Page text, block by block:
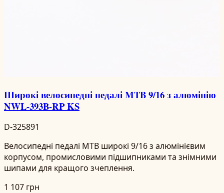
Широкі велосипедні педалі MTB 9/16 з алюмінію
NWL-393B-RP KS
D-325891
Велосипедні педалі MTB широкі 9/16 з алюмінієвим
корпусом, промисловими підшипниками та знімними
шипами для кращого зчеплення.
1 107 грн